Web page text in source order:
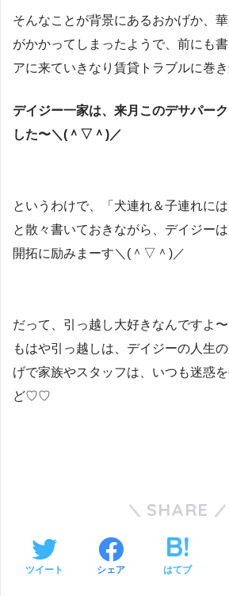
そんなことが背景にあるおかげか、
がかかってしまったようで、前にも
アに来ていきなり賃貸トラブルに巻
デイジー一家は、来月このデサパー
した〜＼(＾▽＾)／
というわけで、「犬連れ＆子連れに
と散々書いておきながら、デイジー
開拓に励みまーす＼(＾▽＾)／
だって、引っ越し大好きなんですよ
もはや引っ越しは、デイジーの人
げで家族やスタッフは、いつも迷惑
ど♡♡
SHARE
ツイート シェア はてブ